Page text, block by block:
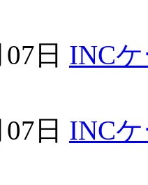
日 INC
日 INC